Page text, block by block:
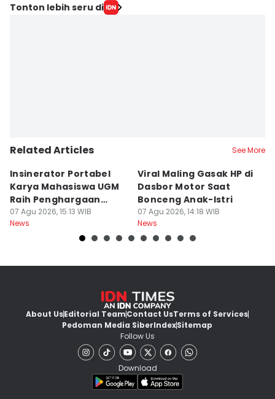
Tonton lebih seru di
Related Articles See More
Insinerator Portabel
Karya Mahasiswa UGM
Raih Penghargaan
Internasional
07 Agu 2026, 15:13 WIB
News
Viral Maling Gasak HP di
Dasbor Motor Saat
Bonceng Anak-Istri
07 Agu 2026, 14:18 WIB
News
About UsEditorial TeamContact UsTerms of Services
Pedoman Media SiberIndexSitemap
Follow Us
Download